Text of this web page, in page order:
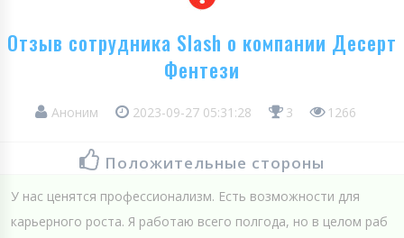
Отзыв сотрудника Slash о компании Десерт
Фентези
Аноним 2023-09-27 05:31:28 3 1266
Положительные стороны
У нас ценятся профессионализм. Есть возможности для
карьерного роста. Я работаю всего полгода, но в целом раб